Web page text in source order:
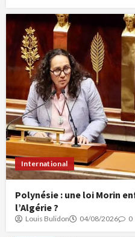
International
Polynésie : une loi Morin
l’Algérie ?
Louis Bulidon 04/08/2026 0